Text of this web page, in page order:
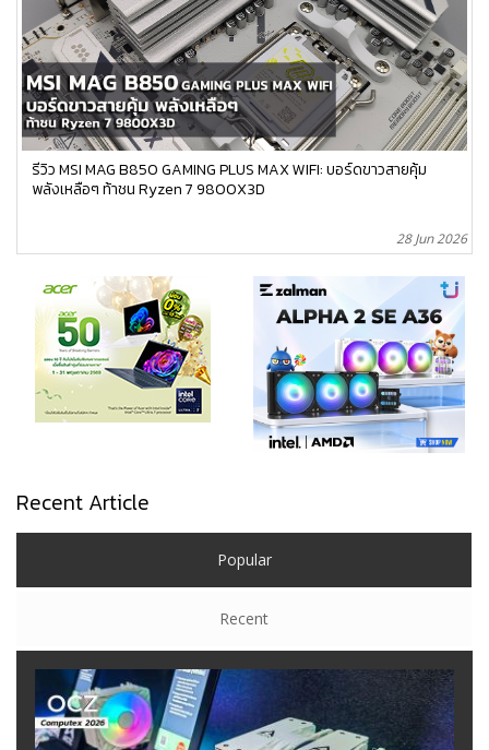
รีวิว MSI MAG B850 GAMING PLUS MAX WIFI: บอร์ดขาวสายคุ้ม
พลังเหลือๆ ท้าชน Ryzen 7 9800X3D
28 Jun 2026
Recent Article
Popular
Recent